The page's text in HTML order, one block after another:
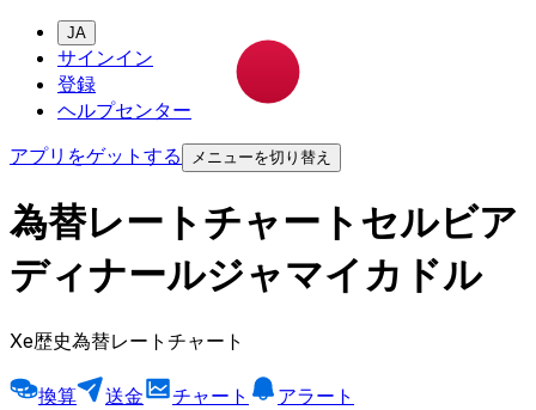
JA
サインイン
登録
ヘルプセンター
アプリをゲットする
メニューを切り替え
為替レートチャートセルビア
ディナールジャマイカドル
Xe歴史為替レートチャート
換算 送金 チャート
アラート